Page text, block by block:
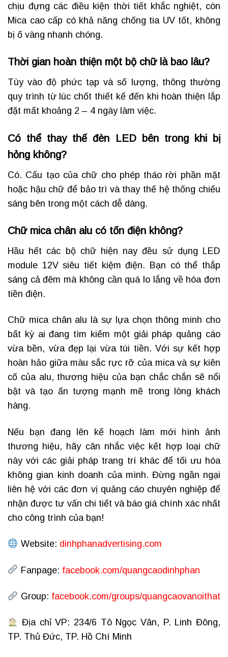
chịu đựng các điều kiện thời tiết khắc nghiệt, còn
Mica cao cấp có khả năng chống tia UV tốt, không
bị ố vàng nhanh chóng.
Thời gian hoàn thiện một bộ chữ là bao lâu?
Tùy vào độ phức tạp và số lượng, thông thường
quy trình từ lúc chốt thiết kế đến khi hoàn thiện lắp
đặt mất khoảng 2 – 4 ngày làm việc.
Có thể thay thế đèn LED bên trong khi bị
hỏng không?
Có. Cấu tạo của chữ cho phép tháo rời phần mặt
hoặc hậu chữ để bảo trì và thay thế hệ thống chiếu
sáng bên trong một cách dễ dàng.
Chữ mica chân alu có tốn điện không?
Hầu hết các bộ chữ hiện nay đều sử dụng LED
module 12V siêu tiết kiệm điện. Bạn có thể thắp
sáng cả đêm mà không cần quá lo lắng về hóa đơn
tiền điện.
Chữ mica chân alu là sự lựa chọn thông minh cho
bất kỳ ai đang tìm kiếm một giải pháp quảng cáo
vừa bền, vừa đẹp lại vừa túi tiền. Với sự kết hợp
hoàn hảo giữa màu sắc rực rỡ của mica và sự kiên
cố của alu, thương hiệu của bạn chắc chắn sẽ nổi
bật và tạo ấn tượng mạnh mẽ trong lòng khách
hàng.
Nếu bạn đang lên kế hoạch làm mới hình ảnh
thương hiệu, hãy cân nhắc việc kết hợp loại chữ
này với các giải pháp trang trí khác để tối ưu hóa
không gian kinh doanh của mình. Đừng ngần ngại
liên hệ với các đơn vị quảng cáo chuyên nghiệp để
nhận được tư vấn chi tiết và báo giá chính xác nhất
cho công trình của bạn!
Website: dinhphanadvertising.com
Fanpage: facebook.com/quangcaodinhphan
Group: facebook.com/groups/quangcaovanoithat
Địa chỉ VP: 234/6 Tô Ngọc Vân, P. Linh Đông,
TP. Thủ Đức, TP. Hồ Chí Minh